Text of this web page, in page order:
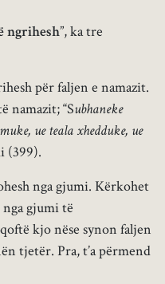
ngrihesh”, ka tre
për faljen e namazit.
namazit; “Subhaneke
ue teala xhedduke, ue
(399).
nga gjumi. Kërkohet
gjumi të
kjo nëse synon faljen
tjetër. Pra, t’a përmend